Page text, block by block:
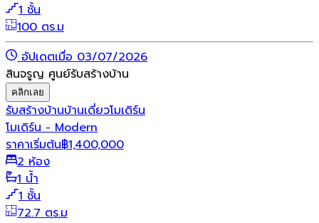
1 ชั้น
100 ตร.ม
อัปเดตเมื่อ 03/07/2026
สินจรูญ ศูนย์รับสร้างบ้าน
คลิกเลย
รับสร้างบ้านบ้านเดี่ยวโมเดิร์น
โมเดิร์น - Modern
ราคาเริ่มต้น฿1,400,000
2 ห้อง
1 น้ำ
1 ชั้น
72.7 ตร.ม